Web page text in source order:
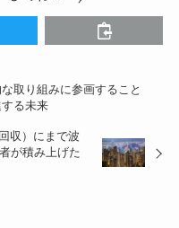
取り組みに参画すること
る未来
収）にまで波
が積み上げた